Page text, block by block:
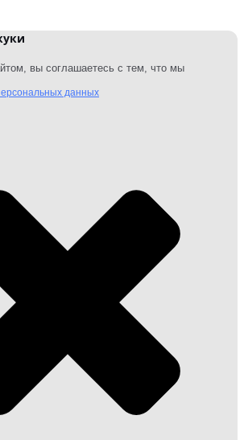
вы соглашаетесь с тем, что мы
данных